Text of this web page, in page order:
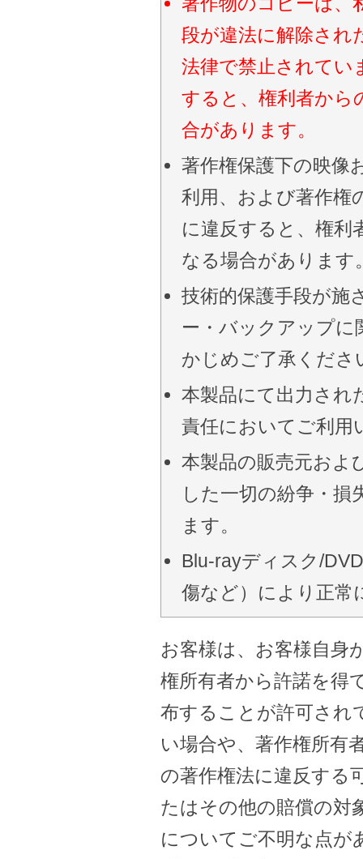
段が違法に解除され
法律で禁止されてい
すると、権利者から
合があります。
著作権保護下の映像
利用、および著作権
に違反すると、権利
なる場合があります
技術的保護手段が施
ー・バックアップ
かじめご了承くださ
本製品にて出力され
責任においてご利用
本製品の販売元およ
した一切の紛争・
ます。
Blu-rayディスク/
傷など）により正常
お客様は、お客様自身
権所有者から許諾を得
布することが許可され
い場合や、著作権所有
の著作権法に違反する
たはその他の賠償の対
についてご不明な点が